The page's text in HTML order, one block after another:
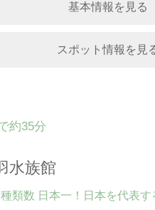
基本情報を見る
スポット情報を見
約35分
水族館
類数 日本一！日本を代表す